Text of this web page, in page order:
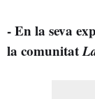
- En la seva
la comunitat